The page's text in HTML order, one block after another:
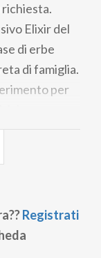
richiesta.
Elixir del
di erbe
di famiglia.
per
Registrati